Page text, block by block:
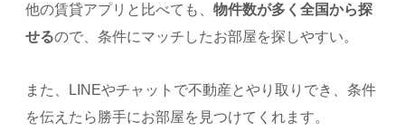
他の賃貸アプリと比べても、物件数が多く全国から探
せるので、条件にマッチしたお部屋を探しやすい。
また、LINEやチャットで不動産とやり取りでき、条件
を伝えたら勝手にお部屋を見つけてくれます。